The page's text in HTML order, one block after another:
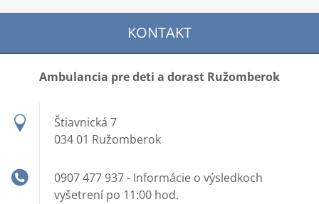
KONTAKT
Ambulancia pre deti a dorast Ružomberok
Štiavnická 7
034 01 Ružomberok
0907 477 937 - Informácie o výsledkoch
vyšetrení po 11:00 hod.